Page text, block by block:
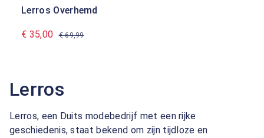
Lerros Overhemd
€ 35,00 € 69,99
Lerros
Lerros, een Duits modebedrijf met een rijke
geschiedenis, staat bekend om zijn tijdloze en